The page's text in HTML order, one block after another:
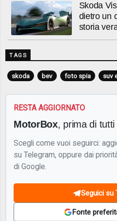
Skoda
dietro un
storia
TAGS
skoda bev foto spia suv
RESTA AGGIORNATO
MotorBox, prima di tutti
Scegli come vuoi seguirci:
su Telegram, oppure dai
di Google.
Seguici su
Fonte